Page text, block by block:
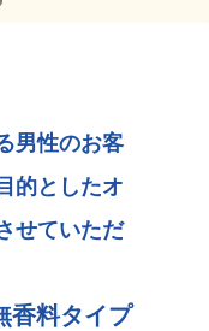
男性のお客
的としたオ
せていただ
香料タイプ